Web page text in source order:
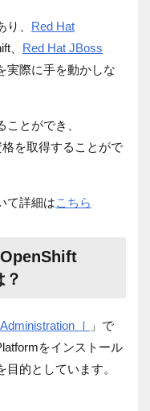
、 Red Hat
、 Red Hat JBoss
実際に手を動かしな
とができ、
を取得することがで
て詳細はこちら
Ⅰ
」で
をインストール
的としています。